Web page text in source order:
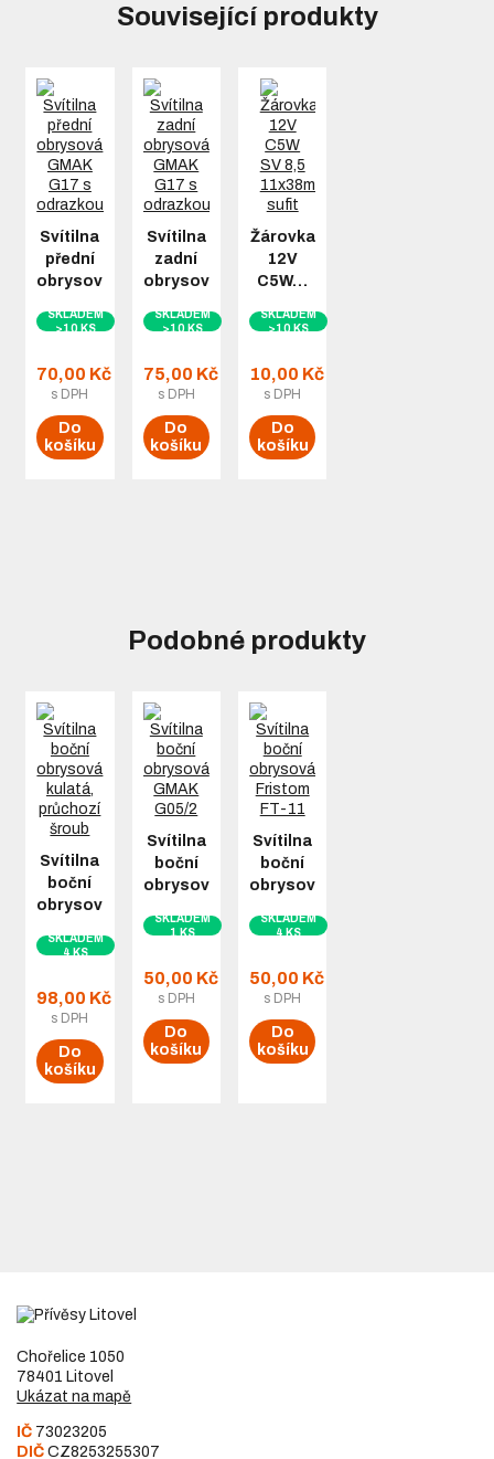
Související produkty
Svítilna
přední
obrysová…
SKLADEM
>10 KS
70,00 Kč
s DPH
Do
košíku
Svítilna
zadní
obrysová…
SKLADEM
>10 KS
75,00 Kč
s DPH
Do
košíku
Žárovka
12V
C5W…
SKLADEM
>10 KS
10,00 Kč
s DPH
Do
košíku
Podobné produkty
Svítilna
boční
obrysová…
SKLADEM
4 KS
98,00 Kč
s DPH
Do
košíku
Svítilna
boční
obrysová…
SKLADEM
1 KS
50,00 Kč
s DPH
Do
košíku
Svítilna
boční
obrysová…
SKLADEM
4 KS
50,00 Kč
s DPH
Do
košíku
Chořelice 1050
78401 Litovel
Ukázat na mapě
IČ 73023205
DIČ CZ8253255307